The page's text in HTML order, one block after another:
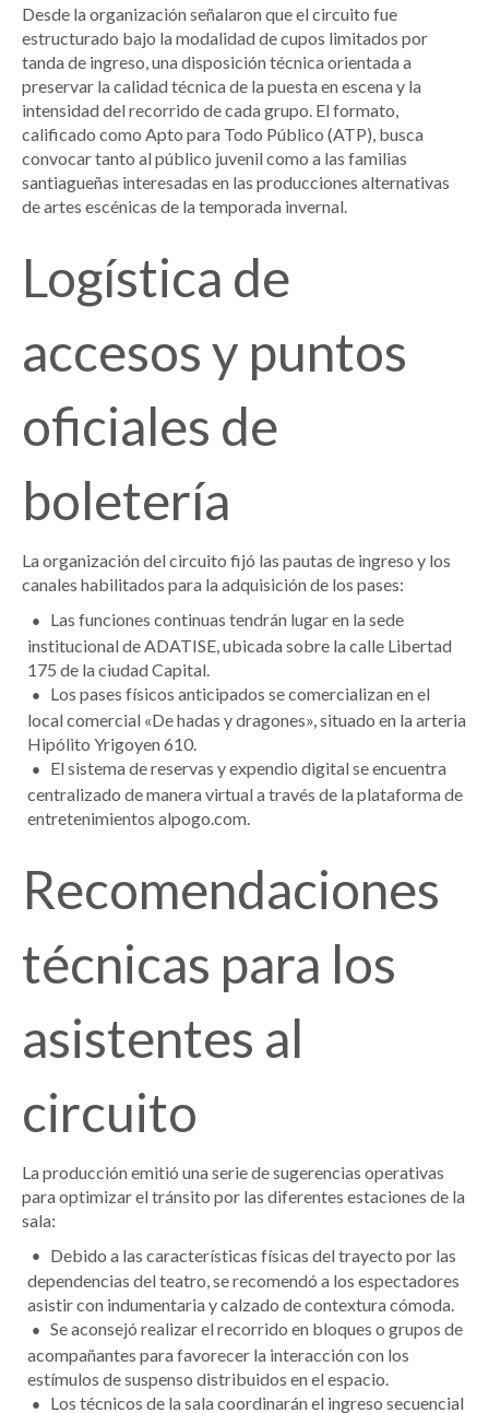
Desde la organización señalaron que el circuito fue
estructurado bajo la modalidad de cupos limitados por
tanda de ingreso, una disposición técnica orientada a
preservar la calidad técnica de la puesta en escena y la
intensidad del recorrido de cada grupo. El formato,
calificado como Apto para Todo Público (ATP), busca
convocar tanto al público juvenil como a las familias
santiagueñas interesadas en las producciones alternativas
de artes escénicas de la temporada invernal.
Logística de
accesos y puntos
oficiales de
boletería
La organización del circuito fijó las pautas de ingreso y los
canales habilitados para la adquisición de los pases:
Las funciones continuas tendrán lugar en la sede
institucional de ADATISE, ubicada sobre la calle Libertad
175 de la ciudad Capital.
Los pases físicos anticipados se comercializan en el
local comercial «De hadas y dragones», situado en la arteria
Hipólito Yrigoyen 610.
El sistema de reservas y expendio digital se encuentra
centralizado de manera virtual a través de la plataforma de
entretenimientos alpogo.com.
Recomendaciones
técnicas para los
asistentes al
circuito
La producción emitió una serie de sugerencias operativas
para optimizar el tránsito por las diferentes estaciones de la
sala:
Debido a las características físicas del trayecto por las
dependencias del teatro, se recomendó a los espectadores
asistir con indumentaria y calzado de contextura cómoda.
Se aconsejó realizar el recorrido en bloques o grupos de
acompañantes para favorecer la interacción con los
estímulos de suspenso distribuidos en el espacio.
Los técnicos de la sala coordinarán el ingreso secuencial